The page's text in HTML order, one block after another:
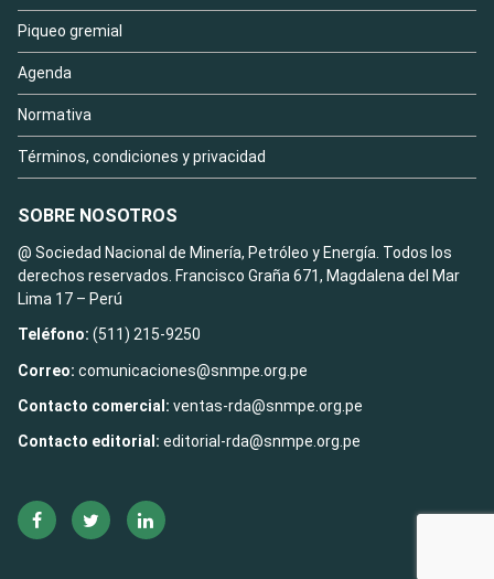
Piqueo gremial
Agenda
Normativa
Términos, condiciones y privacidad
SOBRE NOSOTROS
@ Sociedad Nacional de Minería, Petróleo y Energía. Todos los
derechos reservados. Francisco Graña 671, Magdalena del Mar
Lima 17 – Perú
Teléfono: (511) 215-9250
Correo: comunicaciones@snmpe.org.pe
Contacto comercial: ventas-rda@snmpe.org.pe
Contacto editorial: editorial-rda@snmpe.org.pe